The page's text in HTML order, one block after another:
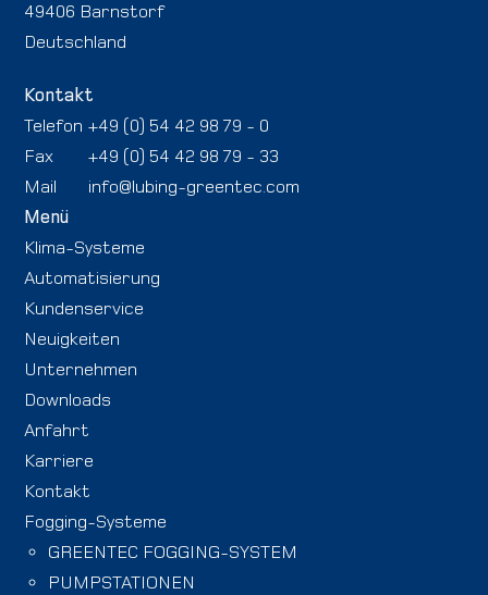
49406 Barnstorf
Deutschland
Kontakt
Telefon +49 (0) 54 42 98 79 - 0
Fax
+49 (0) 54 42 98 79 - 33
Mail
info@lubing-greentec.com
Menü
Klima-Systeme
Automatisierung
Kundenservice
Neuigkeiten
Unternehmen
Downloads
Anfahrt
Karriere
Kontakt
Fogging-Systeme
GREENTEC FOGGING-SYSTEM
PUMPSTATIONEN